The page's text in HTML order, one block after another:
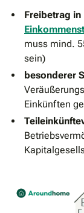
Freibetrag in
muss mind.
sein)
besonderer
Einkünften